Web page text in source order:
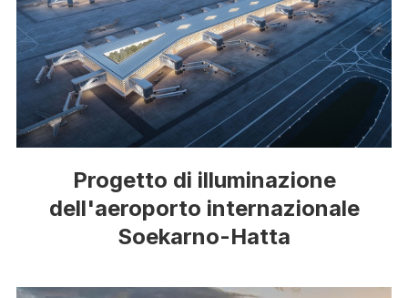
Progetto di illuminazione
dell'aeroporto internazionale
Soekarno-Hatta